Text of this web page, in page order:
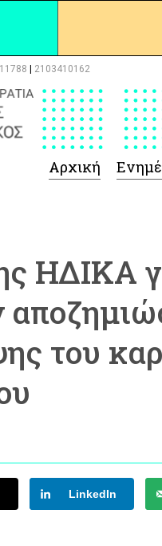
2103410162
Αρχική
ΗΔΙΚΑ
του
LinkedIn